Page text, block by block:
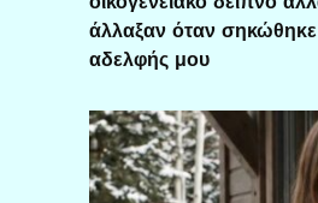
άλλαξαν όταν σηκώθηκε
αδελφής μου